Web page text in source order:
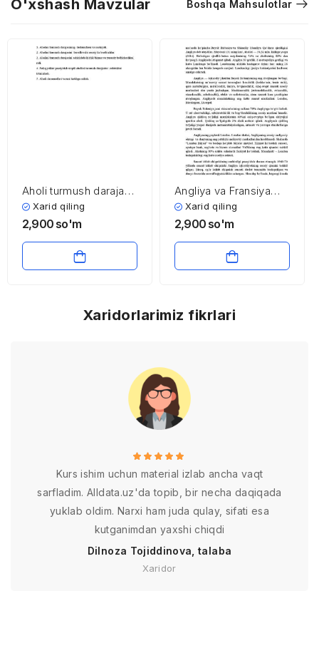
O'xshash Mavzular Boshqa Mahsulotlar
Aholi turmush darajasi
va uning asosiy
indikatorlari
Xarid qiling
2,900 so'm
Angliya va Fransiya
iqtisodiyoti
Xarid qiling
2,900 so'm
Xaridorlarimiz fikrlari
Kurs ishim uchun material izlab ancha vaqt
sarfladim. Alldata.uz'da topib, bir necha daqiqada
yuklab oldim. Narxi ham juda qulay, sifati esa
kutganimdan yaxshi chiqdi
Dilnoza Tojiddinova, talaba
Xaridor